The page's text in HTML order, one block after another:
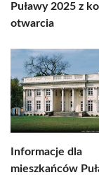
Puławy 2025 z
otwarcia
Informacje dla
mieszkańców